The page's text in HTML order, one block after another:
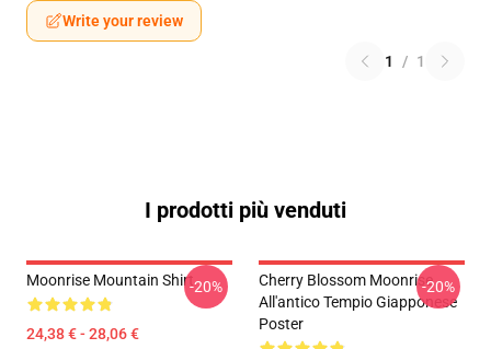
Write your review
1 / 1
I prodotti più venduti
Moonrise Mountain Shirt
24,38 € - 28,06 €
-20%
Cherry Blossom Moonrise
All'antico Tempio Giapponese
Poster
-20%